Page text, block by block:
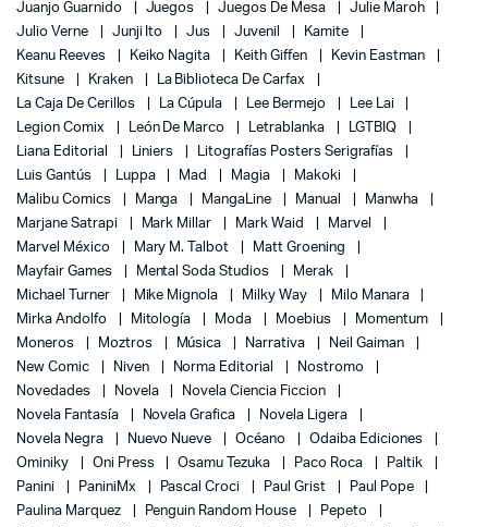
Juanjo Guarnido
Juegos Juegos De Mesa
Julie Maroh
Julio Verne
Junji Ito Jus Juvenil
Kamite
Keanu Reeves
Keiko Nagita Keith Giffen
Kevin Eastman
Kitsune
Kraken
La Biblioteca De Carfax
La Caja De Cerillos
La Cúpula Lee Bermejo
Lee Lai
Legion Comix
León De Marco Letrablanka
LGTBIQ
Liana Editorial
Liniers
Litografías Posters Serigrafías
Luis Gantús
Luppa Mad Magia
Makoki
Malibu Comics
Manga MangaLine Manual
Manwha
Marjane Satrapi
Mark Millar Mark Waid
Marvel
Marvel México
Mary M. Talbot
Matt Groening
Mayfair Games
Mental Soda Studios
Merak
Michael Turner
Mike Mignola Milky Way
Milo Manara
Mirka Andolfo
Mitología Moda Moebius
Momentum
Moneros
Moztros Música Narrativa
Neil Gaiman
New Comic
Niven Norma Editorial
Nostromo
Novedades
Novela
Novela Ciencia Ficcion
Novela Fantasía
Novela Grafica
Novela Ligera
Novela Negra
Nuevo Nueve Océano
Odaiba Ediciones
Ominiky
Oni Press Osamu Tezuka Paco Roca
Paltik
Panini
PaniniMx Pascal Croci Paul Grist
Paul Pope
Paulina Marquez
Penguin Random House
Pepeto